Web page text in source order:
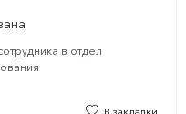
в отдел
В закладки